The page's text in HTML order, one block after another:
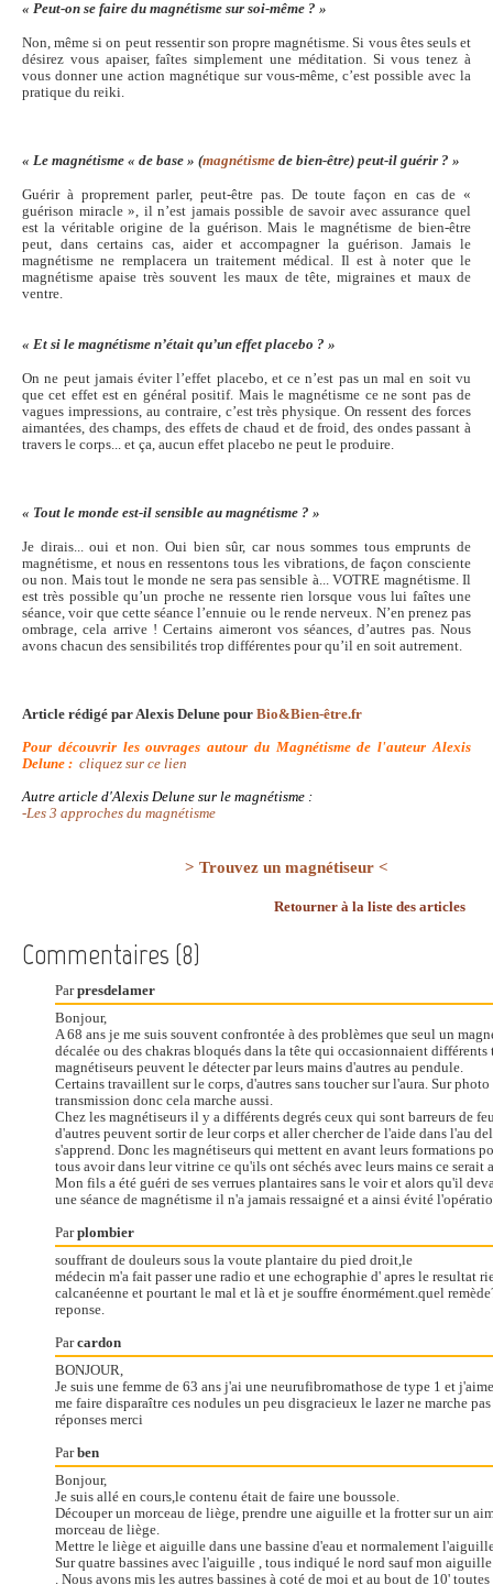
« Peut-on se faire du magnétisme sur soi-même ? »
Non, même si on peut ressentir son propre magnétisme. Si vous êtes seuls et
désirez vous apaiser, faîtes simplement une méditation. Si vous tenez à
vous donner une action magnétique sur vous-même, c’est possible avec la
pratique du reiki.
« Le magnétisme « de base » (magnétisme de bien-être) peut-il guérir ? »
Guérir à proprement parler, peut-être pas. De toute façon en cas de «
guérison miracle », il n’est jamais possible de savoir avec assurance quel
est la véritable origine de la guérison. Mais le magnétisme de bien-être
peut, dans certains cas, aider et accompagner la guérison. Jamais le
magnétisme ne remplacera un traitement médical. Il est à noter que le
magnétisme apaise très souvent les maux de tête, migraines et maux de
ventre.
« Et si le magnétisme n’était qu’un effet placebo ? »
On ne peut jamais éviter l’effet placebo, et ce n’est pas un mal en soit vu
que cet effet est en général positif. Mais le magnétisme ce ne sont pas de
vagues impressions, au contraire, c’est très physique. On ressent des forces
aimantées, des champs, des effets de chaud et de froid, des ondes passant à
travers le corps... et ça, aucun effet placebo ne peut le produire.
« Tout le monde est-il sensible au magnétisme ? »
Je dirais... oui et non. Oui bien sûr, car nous sommes tous emprunts de
magnétisme, et nous en ressentons tous les vibrations, de façon consciente
ou non. Mais tout le monde ne sera pas sensible à... VOTRE magnétisme. Il
est très possible qu’un proche ne ressente rien lorsque vous lui faîtes une
séance, voir que cette séance l’ennuie ou le rende nerveux. N’en prenez pas
ombrage, cela arrive ! Certains aimeront vos séances, d’autres pas. Nous
avons chacun des sensibilités trop différentes pour qu’il en soit autrement.
Article rédigé par Alexis Delune pour Bio&Bien-être.fr
Pour découvrir les ouvrages autour du Magnétisme de l'auteur Alexis
Delune : cliquez sur ce lien
Autre article d'Alexis Delune sur le magnétisme :
-Les 3 approches du magnétisme
> Trouvez un magnétiseur <
Retourner à la liste des articles
Commentaires (8)
Parpresdelamer
Bonjour,
A 68 ans je me suis souvent confrontée à des problèmes que seul un
décalée ou des chakras bloqués dans la tête qui occasionnaient
magnétiseurs peuvent le détecter par leurs mains d'autres au pendule.
Certains travaillent sur le corps, d'autres sans toucher sur l'aura. Sur
transmission donc cela marche aussi.
Chez les magnétiseurs il y a différents degrés ceux qui sont barreurs de
d'autres peuvent sortir de leur corps et aller chercher de l'aide dans l'au
s'apprend. Donc les magnétiseurs qui mettent en avant leurs formations
tous avoir dans leur vitrine ce qu'ils ont séchés avec leurs mains ce serait
Mon fils a été guéri de ses verrues plantaires sans le voir et alors qu'il
une séance de magnétisme il n'a jamais ressaigné et a ainsi évité
Parplombier
souffrant de douleurs sous la voute plantaire du pied droit,le
médecin m'a fait passer une radio et une echographie d' apres le resultat
calcanéenne et pourtant le mal et là et je souffre énormément.quel
reponse.
Parcardon
BONJOUR,
Je suis une femme de 63 ans j'ai une neurufibromathose de type 1 et
me faire disparaître ces nodules un peu disgracieux le lazer ne marche
réponses merci
Parben
Bonjour,
Je suis allé en cours,le contenu était de faire une boussole.
Découper un morceau de liège, prendre une aiguille et la frotter sur un
morceau de liège.
Mettre le liège et aiguille dans une bassine d'eau et normalement
Sur quatre bassines avec l'aiguille , tous indiqué le nord sauf mon
. Nous avons mis les autres bassines à coté de moi et au bout de 10'